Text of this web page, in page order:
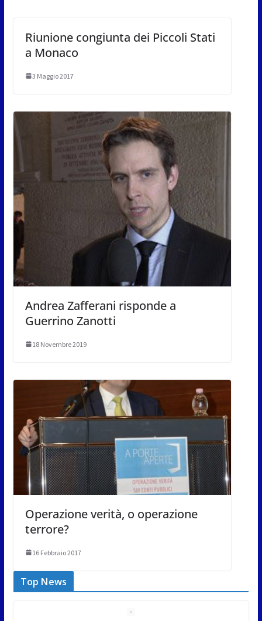
Riunione congiunta dei Piccoli Stati
a Monaco
3 Maggio 2017
Andrea Zafferani risponde a
Guerrino Zanotti
18 Novembre 2019
Operazione verità, o operazione
terrore?
16 Febbraio 2017
Top News